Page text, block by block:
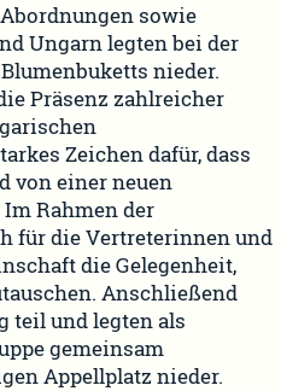
sowie
Ungarn legten bei der
nieder.
Präsenz zahlreicher
Zeichen dafür, dass
von einer neuen
Rahmen der
für die Vertreterinnen und
die Gelegenheit,
Anschließend
teil und legten als
gemeinsam
Appellplatz nieder.